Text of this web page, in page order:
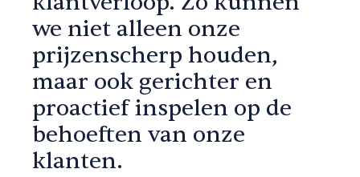
we niet alleen onze
prijzenscherp houden,
maar ook gerichter en
proactief inspelen op de
behoeften van onze
klanten.